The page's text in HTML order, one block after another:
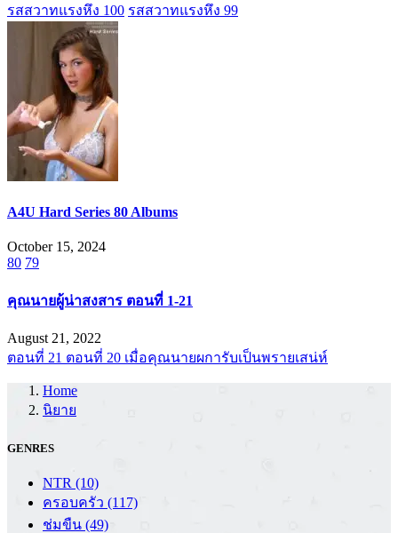
รสสวาทแรงหึง 100 รสสวาทแรงหึง 99
A4U Hard Series 80 Albums
October 15, 2024
80 79
คุณนายผู้น่าสงสาร ตอนที่ 1-21
August 21, 2022
ตอนที่ 21 ตอนที่ 20 เมื่อคุณนายผการับเป็นพรายเสน่ห์
Home
นิยาย
GENRES
NTR (10)
ครอบครัว (117)
ช่มขืน (49)